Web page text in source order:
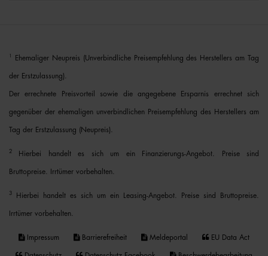
Ehemaliger Neupreis (Unverbindliche Preisempfehlung des Herstellers am Tag
der Erstzulassung).
Der errechnete Preisvorteil sowie die angegebene Ersparnis errechnet sich
gegenüber der ehemaligen unverbindlichen Preisempfehlung des Herstellers am
Tag der Erstzulassung (Neupreis).
2 Hierbei handelt es sich um ein Finanzierungs-Angebot. Preise sind
Bruttopreise. Irrtümer vorbehalten.
3 Hierbei handelt es sich um ein Leasing-Angebot. Preise sind Bruttopreise.
Irrtümer vorbehalten.
Impressum Barrierefreiheit Meldeportal EU Data Act